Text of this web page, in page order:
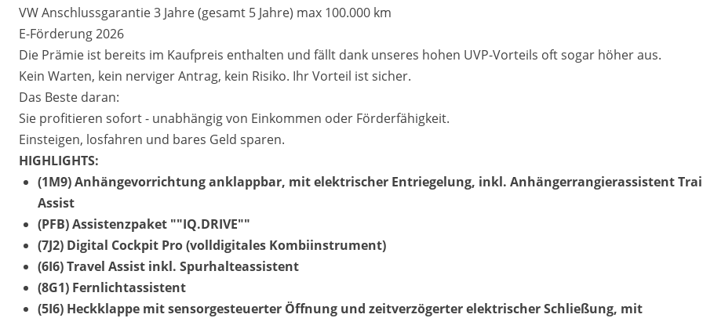
Geschäftsführung / Inhaber
Termin buchen
VW Anschlussgarantie 3 Jahre (gesamt 5 Jahre) max 100.000 km
E-Förderung 2026
Die Prämie ist bereits im Kaufpreis enthalten und fällt dank unseres hohen UVP-Vorteils oft sogar höher aus.
Kein Warten, kein nerviger Antrag, kein Risiko. Ihr Vorteil ist sicher.
Das Beste daran:
Sie profitieren sofort - unabhängig von Einkommen oder Förderfähigkeit.
Einsteigen, losfahren und bares Geld sparen.
HIGHLIGHTS:
(1M9) Anhängevorrichtung anklappbar, mit elektrischer Entriegelung, inkl. Anhängerrangierassistent
Assist
(PFB) Assistenzpaket ""IQ.DRIVE""
(7J2) Digital Cockpit Pro (volldigitales Kombiinstrument)
(6I6) Travel Assist inkl. Spurhalteassistent
(8G1) Fernlichtassistent
(5I6) Heckklappe mit sensorgesteuerter Öffnung und zeitverzögerter elektrischer Schließung, mit